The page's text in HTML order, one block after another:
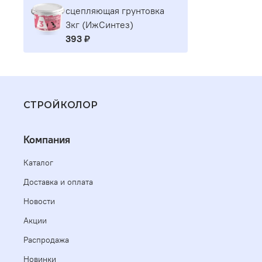
сцепляющая грунтовка
3кг (ИжСинтез)
393 ₽
СТРОЙКОЛОР
Компания
Каталог
Доставка и оплата
Новости
Акции
Распродажа
Новинки